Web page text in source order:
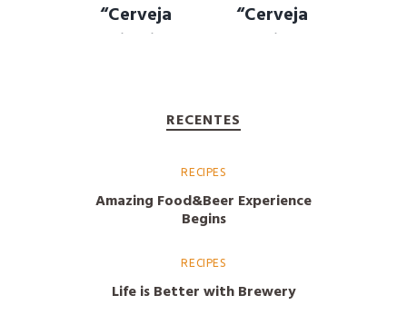
“Cerveja
Sacrilégio” –
CERVEJA
“Cerveja
Desejo” –
RECENTES
RECIPES
Amazing Food&Beer Experience
Begins
RECIPES
Life is Better with Brewery